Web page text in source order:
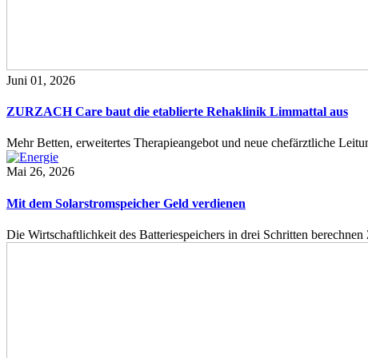
Juni 01, 2026
ZURZACH Care baut die etablierte Rehaklinik Limmattal aus
Mehr Betten, erweitertes Therapieangebot und neue chefärztliche
Mai 26, 2026
Mit dem Solarstromspeicher Geld verdienen
Die Wirtschaftlichkeit des Batteriespeichers in drei Schritten